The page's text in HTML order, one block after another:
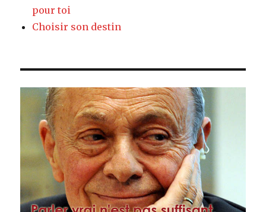
pour toi
Choisir son destin